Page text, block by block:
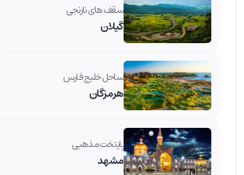
سقف های نارنجی
گیلان
ساحل خلیج فارس
هرمزگان
پایتخت مذهبی
مشهد